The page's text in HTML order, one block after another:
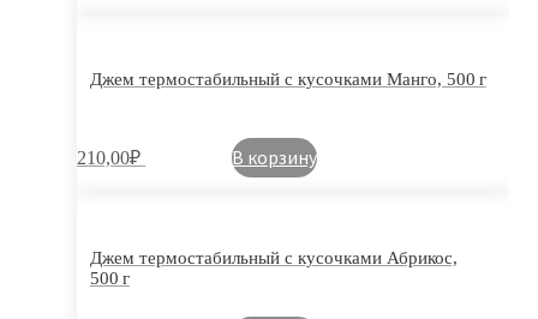
Джем термостабильный с кусочками Манго, 500 г
210,00₽ В корзину
Джем термостабильный с кусочками Абрикос,
500 г